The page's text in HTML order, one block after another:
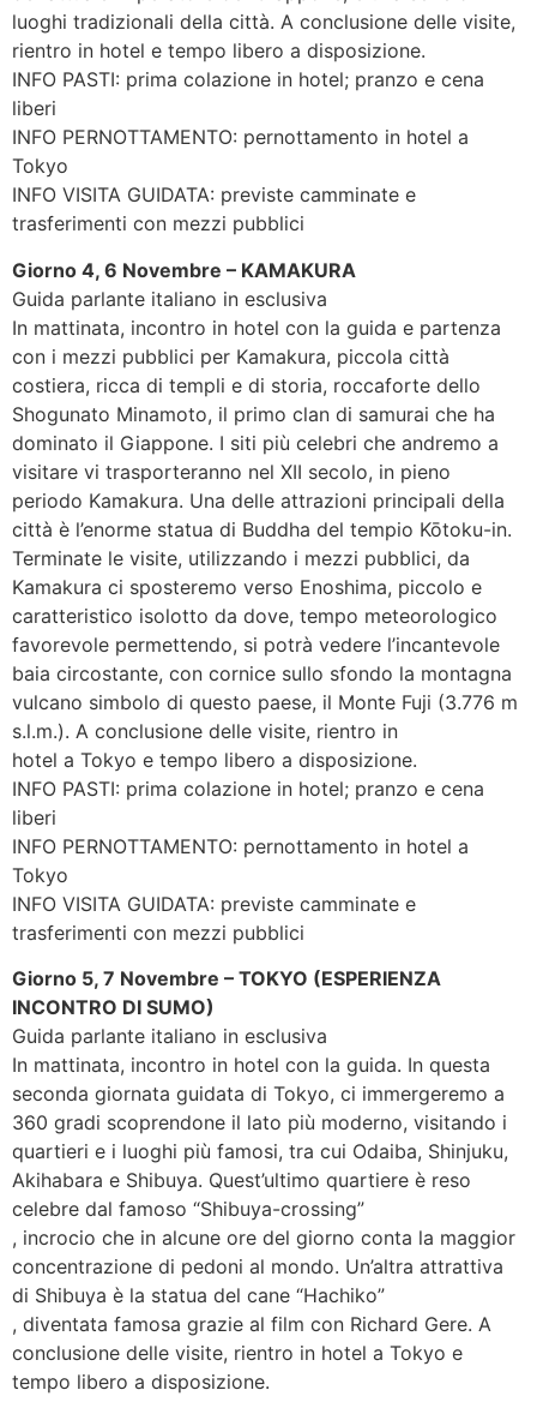
luoghi tradizionali della città. A conclusione delle visite,
rientro in hotel e tempo libero a disposizione.
INFO PASTI: prima colazione in hotel; pranzo e cena
liberi
INFO PERNOTTAMENTO: pernottamento in hotel a
Tokyo
INFO VISITA GUIDATA: previste camminate e
trasferimenti con mezzi pubblici
Giorno 4, 6 Novembre – KAMAKURA
Guida parlante italiano in esclusiva
In mattinata, incontro in hotel con la guida e partenza
con i mezzi pubblici per Kamakura, piccola città
costiera, ricca di templi e di storia, roccaforte dello
Shogunato Minamoto, il primo clan di samurai che ha
dominato il Giappone. I siti più celebri che andremo a
visitare vi trasporteranno nel XII secolo, in pieno
periodo Kamakura. Una delle attrazioni principali della
città è l’enorme statua di Buddha del tempio Kōtoku-in.
Terminate le visite, utilizzando i mezzi pubblici, da
Kamakura ci sposteremo verso Enoshima, piccolo e
caratteristico isolotto da dove, tempo meteorologico
favorevole permettendo, si potrà vedere l’incantevole
baia circostante, con cornice sullo sfondo la montagna
vulcano simbolo di questo paese, il Monte Fuji (3.776 m
s.l.m.). A conclusione delle visite, rientro in
hotel a Tokyo e tempo libero a disposizione.
INFO PASTI: prima colazione in hotel; pranzo e cena
liberi
INFO PERNOTTAMENTO: pernottamento in hotel a
Tokyo
INFO VISITA GUIDATA: previste camminate e
trasferimenti con mezzi pubblici
Giorno 5, 7 Novembre – TOKYO (ESPERIENZA
INCONTRO DI SUMO)
Guida parlante italiano in esclusiva
In mattinata, incontro in hotel con la guida. In questa
seconda giornata guidata di Tokyo, ci immergeremo a
360 gradi scoprendone il lato più moderno, visitando i
quartieri e i luoghi più famosi, tra cui Odaiba, Shinjuku,
Akihabara e Shibuya. Quest’ultimo quartiere è reso
celebre dal famoso “Shibuya-crossing”
, incrocio che in alcune ore del giorno conta la maggior
concentrazione di pedoni al mondo. Un’altra attrattiva
di Shibuya è la statua del cane “Hachiko”
, diventata famosa grazie al film con Richard Gere. A
conclusione delle visite, rientro in hotel a Tokyo e
tempo libero a disposizione.